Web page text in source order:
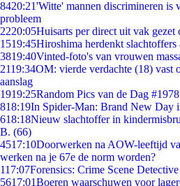
8420:21'Witte' mannen discrimineren is
probleem
2220:05Huisarts per direct uit vak
1519:45Hiroshima herdenkt
3819:40Vinted-foto's van vrouwen
2119:34OM: vierde verdachte (18) vast
aanslag
1919:25Random Pics van de Dag #1978
818:19In Spider-Man: Brand New Day
618:18Nieuw slachtoffer in
B. (66)
4517:10Doorwerken na AOW-leeftijd
werken na je 67e de norm worden?
117:07Forensics: Crime Scene Detective
5617:01Boeren waarschuwen voor